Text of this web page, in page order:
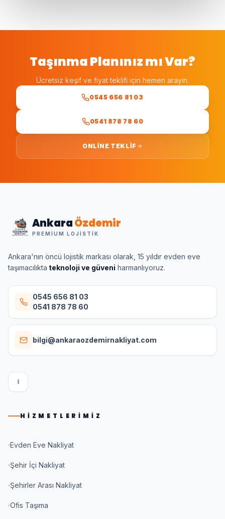
Taşınma Planınız mı Var?
Ücretsiz keşif ve fiyat teklifi için hemen arayın.
0545 656 81 03
0541 878 78 60
ONLINE TEKLIF
AnkaraÖzdemir
PREMIUM LOJISTIK
Ankara'nın öncü lojistik markası olarak, 15 yıldır evden eve
taşımacılıkta teknoloji ve güveni harmanlıyoruz.
0545 656 81 03
0541 878 78 60
bilgi@ankaraozdemirnakliyat.com
I
HIZMETLERIMIZ
Evden Eve Nakliyat
Şehir İçi Nakliyat
Şehirler Arası Nakliyat
Ofis Taşıma